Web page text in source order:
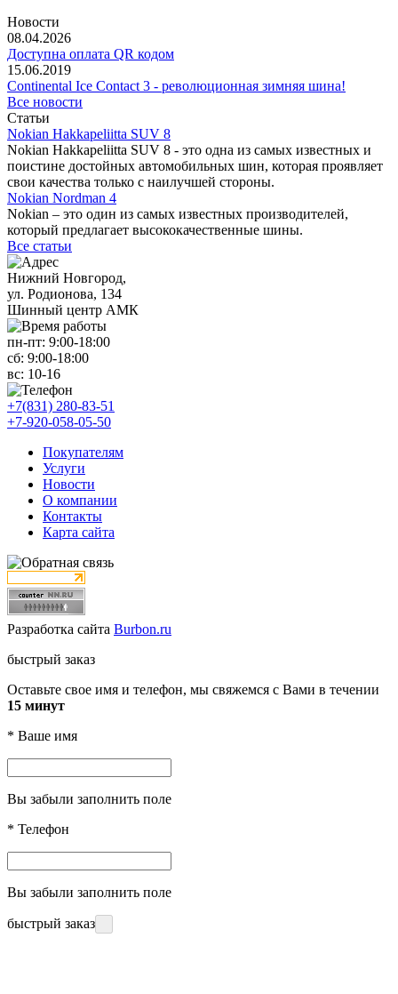
Новости
08.04.2026
Доступна оплата QR кодом
15.06.2019
Continental Ice Contact 3 - революционная зимняя шина!
Все новости
Статьи
Nokian Hakkapeliitta SUV 8
Nokian Hakkapeliitta SUV 8 - это одна из самых известных и
поистине достойных автомобильных шин, которая проявляет
свои качества только с наилучшей стороны.
Nokian Nordman 4
Nokian – это один из самых известных производителей,
который предлагает высококачественные шины.
Все статьи
Нижний Новгород,
ул. Родионова, 134
Шинный центр АМК
пн-пт: 9:00-18:00
сб: 9:00-18:00
вс: 10-16
+7(831) 280-83-51
+7-920-058-05-50
Покупателям
Услуги
Новости
О компании
Контакты
Карта сайта
Разработка сайта Burbon.ru
быстрый заказ
Оставьте свое имя и телефон, мы свяжемся с Вами в течении
15 минут
* Ваше имя
Вы забыли заполнить поле
* Телефон
Вы забыли заполнить поле
быстрый заказ